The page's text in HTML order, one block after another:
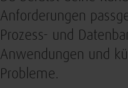
Anforderungen
Prozess- und
Anwendungen und
Probleme.